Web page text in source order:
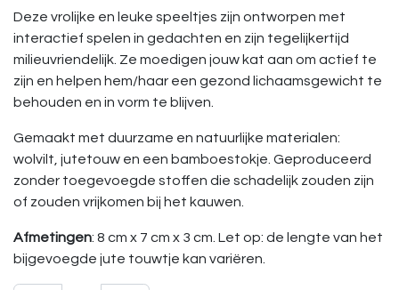
Deze vrolijke en leuke speeltjes zijn ontworpen met
interactief spelen in gedachten en zijn tegelijkertijd
milieuvriendelijk. Ze moedigen jouw kat aan om actief te
zijn en helpen hem/haar een gezond lichaamsgewicht te
behouden en in vorm te blijven.
Gemaakt met duurzame en natuurlijke materialen:
wolvilt, jutetouw en een bamboestokje. Geproduceerd
zonder toegevoegde stoffen die schadelijk zouden zijn
of zouden vrijkomen bij het kauwen.
Afmetingen: 8 cm x 7 cm x 3 cm. Let op: de lengte van het
bijgevoegde jute touwtje kan variëren.